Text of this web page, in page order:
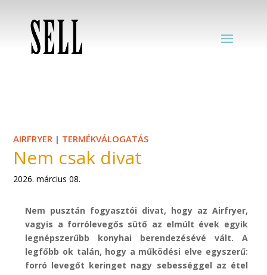
AIRFRYER | TERMÉKVÁLOGATÁS
Nem csak divat
2026. március 08.
Nem pusztán fogyasztói divat, hogy az Airfryer,
vagyis a forrólevegős sütő az elmúlt évek egyik
legnépszerűbb konyhai berendezésévé vált. A
legfőbb ok talán, hogy a működési elve egyszerű:
forró levegőt keringet nagy sebességgel az étel